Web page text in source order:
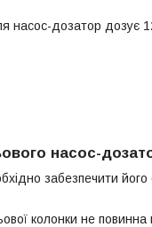
насос-дозатор дозує
насос-
забезпечити його
колонки не